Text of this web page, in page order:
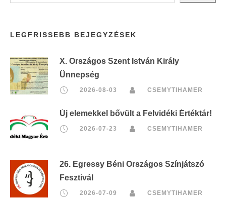
LEGFRISSEBB BEJEGYZÉSEK
X. Országos Szent István Király
Ünnepség
2026-08-03 CSEMYTIHAMER
Új elemekkel bővült a Felvidéki Értéktár!
2026-07-23 CSEMYTIHAMER
26. Egressy Béni Országos Színjátszó
Fesztivál
2026-07-09 CSEMYTIHAMER